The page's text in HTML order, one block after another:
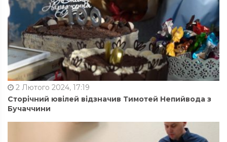
2 Лютого 2024, 17:19
Сторічний ювілей відзначив Тимотей Непийвода з
Бучаччини